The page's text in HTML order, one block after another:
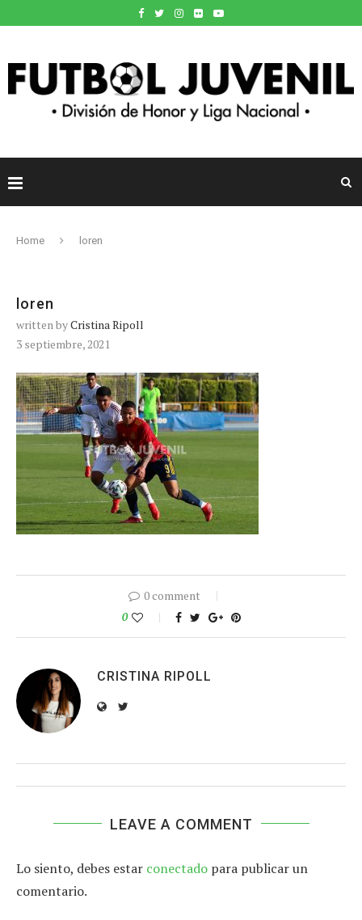
Home loren
loren
written byCristina Ripoll
3 septiembre, 2021
0 comment
0
CRISTINA RIPOLL
LEAVE A COMMENT
Lo siento, debes estar conectado para publicar un
comentario.